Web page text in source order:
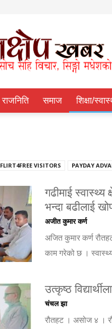
Hastachhep
Dainik
राजनिति समाज शिक्षा/
FLIRT4FREE VISITORS PAYDAY
गढीमाई
भन्दा बढीलाई
अजीत कुमार कर्ण
अजित कुमार कर्ण
काम गरेको छ । स्वास्थ्य
उत्कृष्ठ
चंचल झा
रौतहट । असोज ४ ।